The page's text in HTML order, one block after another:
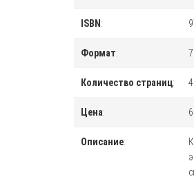
ISBN :
Формат:
Количество страниц:
Цена:
Описание: